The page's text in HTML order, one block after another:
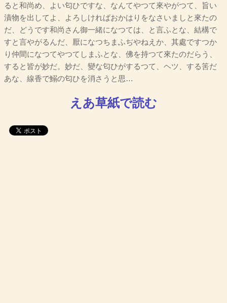
ると和尚め、よい匂ひですな、なんてやつて來やがつて、旨い
漬物を出してよ、よろしければおかはりをなさいましと來たの
だ、どうです和尚さん御一緒になつては、と言ふとな、結構で
すと言やがるんだ、厭になつちまふぢやねえか、其處ですつか
り仲間になつてやつてしまふとな、佛を持つて來たのだらう、
すると皆が妙だ。妙だ、變な匂ひがするつて、ヘツ、する筈だ
あな、線香で鰯の匂ひを消さうと思…
えあ草紙で読む